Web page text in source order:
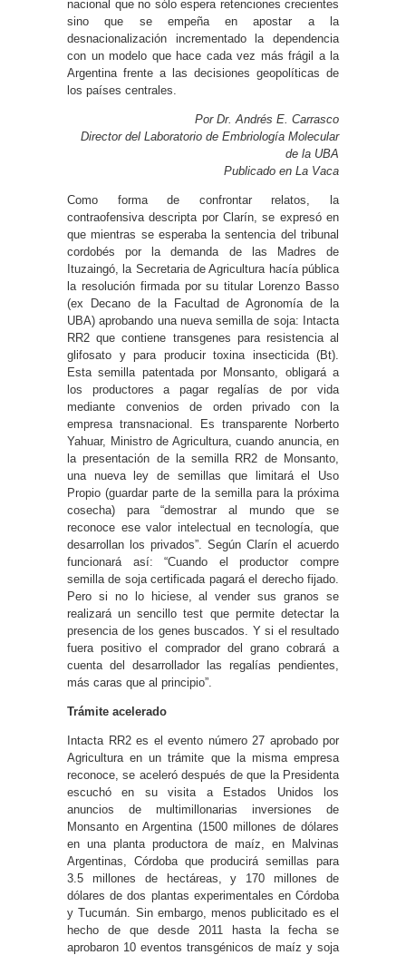
nacional que no sólo espera retenciones crecientes
sino que se empeña en apostar a la
desnacionalización incrementado la dependencia
con un modelo que hace cada vez más frágil a la
Argentina frente a las decisiones geopolíticas de
los países centrales.
Por Dr. Andrés E. Carrasco
Director del Laboratorio de Embriología Molecular
de la UBA
Publicado en La Vaca
Como forma de confrontar relatos, la
contraofensiva descripta por Clarín, se expresó en
que mientras se esperaba la sentencia del tribunal
cordobés por la demanda de las Madres de
Ituzaingó, la Secretaria de Agricultura hacía pública
la resolución firmada por su titular Lorenzo Basso
(ex Decano de la Facultad de Agronomía de la
UBA) aprobando una nueva semilla de soja: Intacta
RR2 que contiene transgenes para resistencia al
glifosato y para producir toxina insecticida (Bt).
Esta semilla patentada por Monsanto, obligará a
los productores a pagar regalías de por vida
mediante convenios de orden privado con la
empresa transnacional. Es transparente Norberto
Yahuar, Ministro de Agricultura, cuando anuncia, en
la presentación de la semilla RR2 de Monsanto,
una nueva ley de semillas que limitará el Uso
Propio (guardar parte de la semilla para la próxima
cosecha) para “demostrar al mundo que se
reconoce ese valor intelectual en tecnología, que
desarrollan los privados”. Según Clarín el acuerdo
funcionará así: “Cuando el productor compre
semilla de soja certificada pagará el derecho fijado.
Pero si no lo hiciese, al vender sus granos se
realizará un sencillo test que permite detectar la
presencia de los genes buscados. Y si el resultado
fuera positivo el comprador del grano cobrará a
cuenta del desarrollador las regalías pendientes,
más caras que al principio”.
Trámite acelerado
Intacta RR2 es el evento número 27 aprobado por
Agricultura en un trámite que la misma empresa
reconoce, se aceleró después de que la Presidenta
escuchó en su visita a Estados Unidos los
anuncios de multimillonarias inversiones de
Monsanto en Argentina (1500 millones de dólares
en una planta productora de maíz, en Malvinas
Argentinas, Córdoba que producirá semillas para
3.5 millones de hectáreas, y 170 millones de
dólares de dos plantas experimentales en Córdoba
y Tucumán. Sin embargo, menos publicitado es el
hecho de que desde 2011 hasta la fecha se
aprobaron 10 eventos transgénicos de maíz y soja